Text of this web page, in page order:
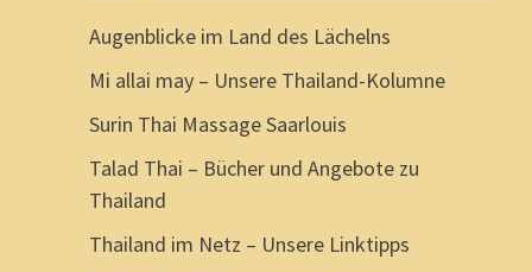
Augenblicke im Land des Lächelns
Mi allai may – Unsere Thailand-Kolumne
Surin Thai Massage Saarlouis
Talad Thai – Bücher und Angebote zu
Thailand
Thailand im Netz – Unsere Linktipps